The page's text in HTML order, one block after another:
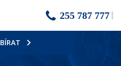
255 787 777